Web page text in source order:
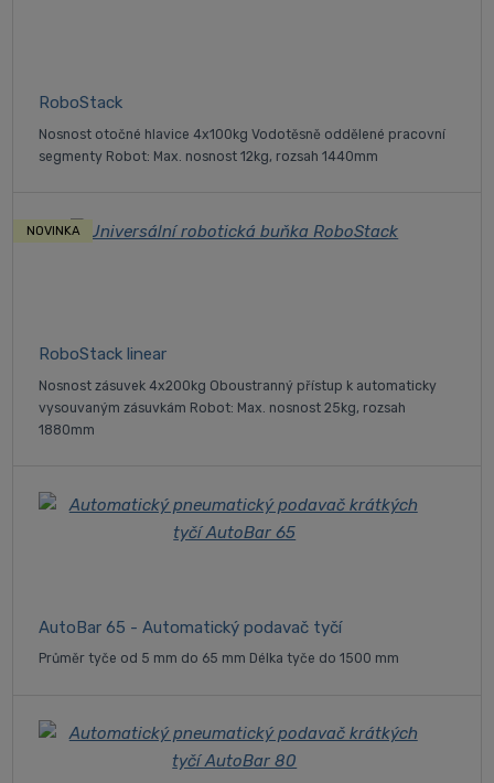
RoboStack
Nosnost otočné hlavice 4x100kg Vodotěsně oddělené pracovní
segmenty Robot: Max. nosnost 12kg, rozsah 1440mm
RoboStack linear
Nosnost zásuvek 4x200kg Oboustranný přístup k automaticky
vysouvaným zásuvkám Robot: Max. nosnost 25kg, rozsah
1880mm
NOVINKA
AutoBar 65 - Automatický podavač tyčí
Průměr tyče od 5 mm do 65 mm Délka tyče do 1500 mm